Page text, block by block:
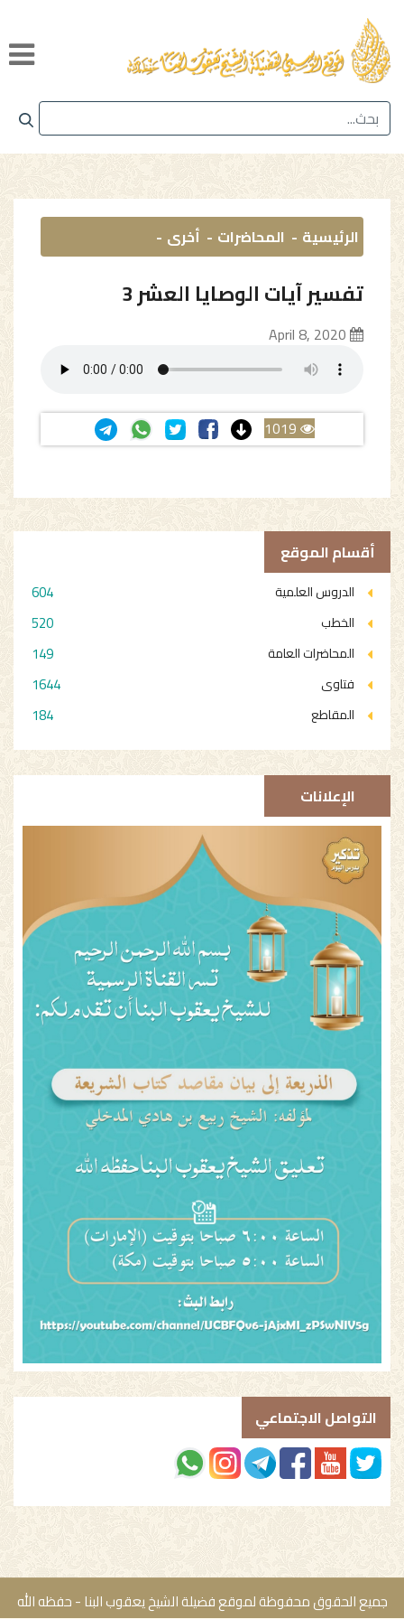
أقسام الموقع
الدروس العلمية 604
الخطب 520
المحاضرات العامة 149
فتاوى 1644
المقاطع 184
الإعلانات
التواصل الاجتماعي
الرئيسية المحاضرات أخرى
تفسير آيات الوصايا العشر 3
جميع الحقوق محفوظة لموقع فضيلة الشيخ يعقوب البنا - حفظه الله